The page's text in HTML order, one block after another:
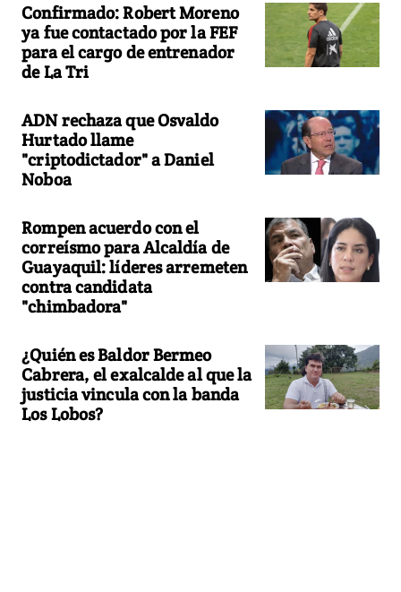
Confirmado: Robert Moreno
ya fue contactado por la FEF
para el cargo de entrenador
de La Tri
ADN rechaza que Osvaldo
Hurtado llame
"criptodictador" a Daniel
Noboa
Rompen acuerdo con el
correísmo para Alcaldía de
Guayaquil: líderes arremeten
contra candidata
"chimbadora"
¿Quién es Baldor Bermeo
Cabrera, el exalcalde al que la
justicia vincula con la banda
Los Lobos?